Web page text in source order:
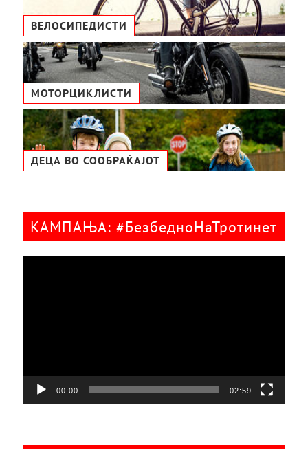
ВЕЛОСИПЕДИСТИ
МОТОРЦИКЛИСТИ
ДЕЦА ВО СООБРАЌАЈОТ
КАМПАЊА: #БезбедноНаТротинет
00:00 02:59